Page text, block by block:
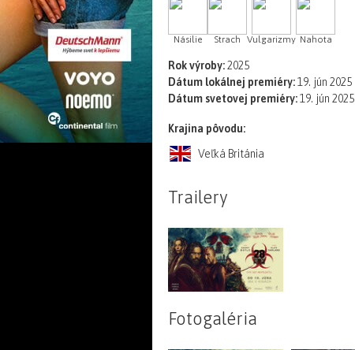
Násilie Strach Vulgarizmy Nahota
Rok výroby:2025
Dátum lokálnej premiéry:19. jún 2025
Dátum svetovej premiéry:19. jún 2025
Krajina pôvodu:
Veľká Británia
Trailery
Fotogaléria